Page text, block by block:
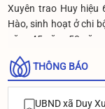
Xuyên trao Huy hiệu
Hào, sinh hoạt ở chi
năm, 45 năm, 50
THÔNG BÁO
UBND xã Duy